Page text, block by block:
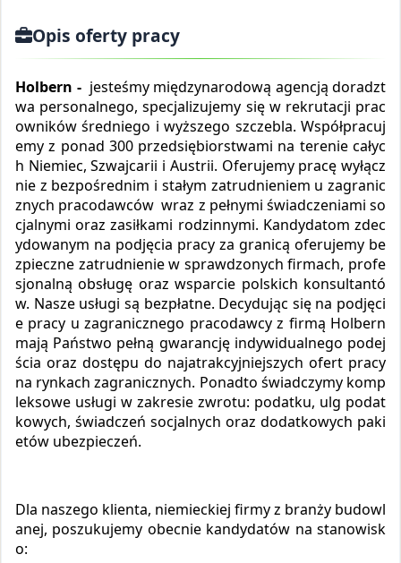
Opis oferty pracy
Holbern -jesteśmy międzynarodową agencją doradzt
wa personalnego, specjalizujemy się w rekrutacji prac
owników średniego i wyższego szczebla. Współpracuj
emy z ponad 300 przedsiębiorstwami na terenie całyc
h Niemiec, Szwajcarii i Austrii. Oferujemy pracę wyłącz
nie z bezpośrednim i stałym zatrudnieniem u zagranic
znych pracodawców wraz z pełnymi świadczeniami so
cjalnymi oraz zasiłkami rodzinnymi. Kandydatom zdec
ydowanym na podjęcia pracy za granicą oferujemy be
zpieczne zatrudnienie w sprawdzonych firmach, profe
sjonalną obsługę oraz wsparcie polskich konsultantó
w. Nasze usługi są bezpłatne. Decydując się na podjęci
e pracy u zagranicznego pracodawcy z firmą Holbern
mają Państwo pełną gwarancję indywidualnego podej
ścia oraz dostępu do najatrakcyjniejszych ofert pracy
na rynkach zagranicznych. Ponadto świadczymy komp
leksowe usługi w zakresie zwrotu: podatku, ulg podat
kowych, świadczeń socjalnych oraz dodatkowych paki
etów ubezpieczeń.
Dla naszego klienta, niemieckiej firmy z branży budowl
anej, poszukujemy obecnie kandydatów na stanowisk
o: